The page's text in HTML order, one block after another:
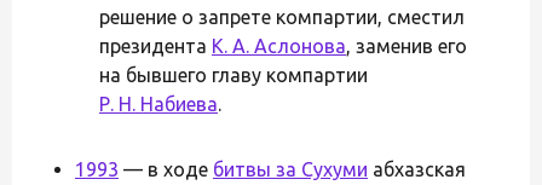
решение о запрете компартии, сместил
президента К. А. Аслонова, заменив его
на бывшего главу компартии
Р. Н. Набиева.
1993 — в ходе битвы за Сухуми абхазская